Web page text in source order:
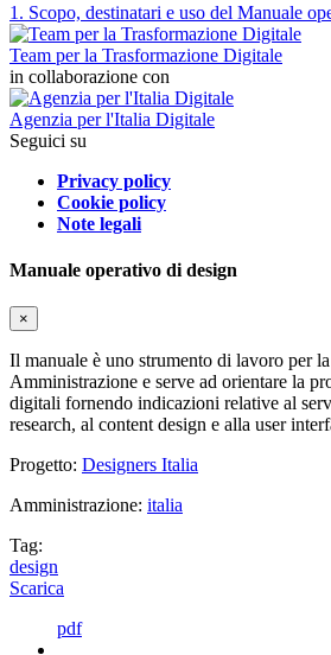
1. Scopo, destinatari e uso del Manuale
Team per la Trasformazione Digitale
in collaborazione con
Agenzia per l'Italia Digitale
Seguici su
Privacy policy
Cookie policy
Note legali
Manuale operativo di design
×
Il manuale è uno strumento di lavoro per
Amministrazione e serve ad orientare la
digitali fornendo indicazioni relative al
research, al content design e alla user
Progetto: Designers Italia
Amministrazione: italia
Tag:
design
Scarica
pdf